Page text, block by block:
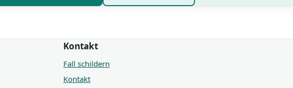
Kontakt
Fall schildern
Kontakt